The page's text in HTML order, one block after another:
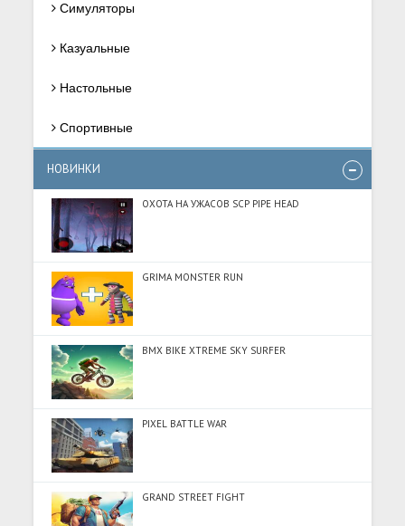
Симуляторы
Казуальные
Настольные
Спортивные
НОВИНКИ
ОХОТА НА УЖАСОВ SCP PIPE HEAD
GRIMA MONSTER RUN
BMX BIKE XTREME SKY SURFER
PIXEL BATTLE WAR
GRAND STREET FIGHT